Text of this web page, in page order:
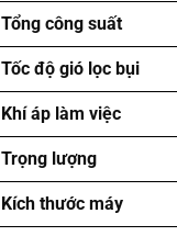
Tổng công suất
Tốc độ gió lọc bụi
Khí áp làm việc
Trọng lượng
Kích thước máy